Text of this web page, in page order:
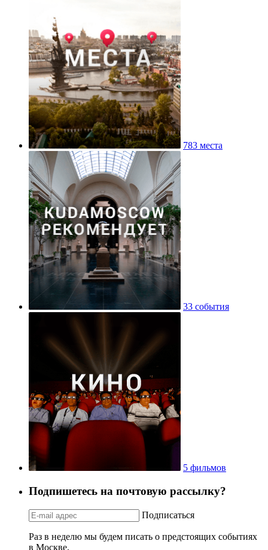
783 места
33 события
5 фильмов
Подпишетесь на почтовую рассылку?
Подписаться
Раз в неделю мы будем писать о предстоящих событиях
в Москве.